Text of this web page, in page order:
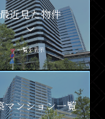
最近見た物件
一覧を表示
マンション一覧